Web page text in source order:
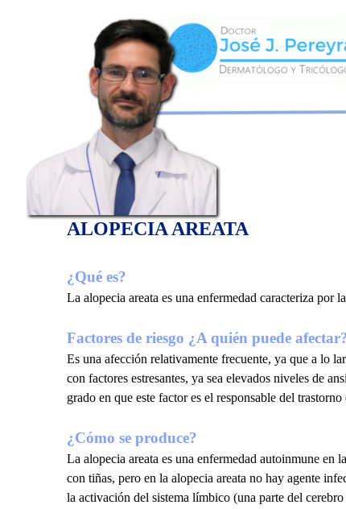
ALOPECIA AREATA
¿Qué es?
La alopecia areata es una enfermedad caracteriza por
Factores de riesgo ¿A quién puede
Es una afección relativamente frecuente, ya que a lo
con factores estresantes, ya sea elevados niveles de
grado en que este factor es el responsable del
¿Cómo se produce?
La alopecia areata es una enfermedad autoinmune
con tiñas, pero en la alopecia areata no hay agente
la activación del sistema límbico (una parte del